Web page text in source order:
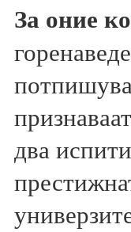
За оние
два